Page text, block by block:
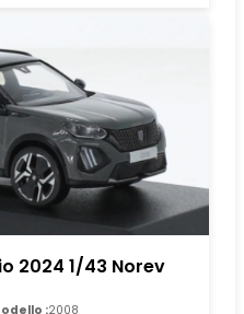
2024 1/43 Norev
:2008